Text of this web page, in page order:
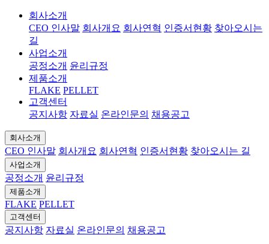
회사소개
CEO 인사말 회사개요 회사연혁 인증서현황 찾아오시는
길
사업소개
공정소개 윤리규정
제품소개
FLAKE PELLET
고객센터
공지사항 자료실 온라인문의 채용공고
회사소개
CEO 인사말 회사개요 회사연혁 인증서현황 찾아오시는 길
사업소개
공정소개 윤리규정
제품소개
FLAKE PELLET
고객센터
공지사항 자료실 온라인문의 채용공고